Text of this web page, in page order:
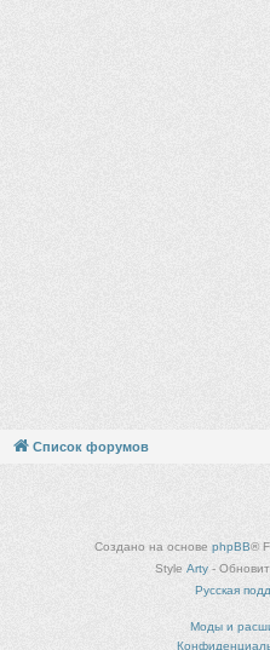
Список форумов
Создано на основе phpBB®
Style Arty -
Русская
Моды и